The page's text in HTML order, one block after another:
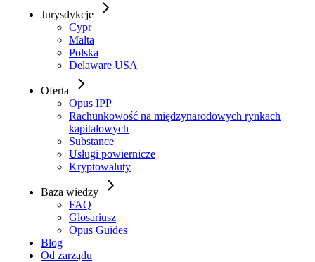
Jurysdykcje
Cypr
Malta
Polska
Delaware USA
Oferta
Opus IPP
Rachunkowość na międzynarodowych rynkach
kapitałowych
Substance
Usługi powiernicze
Kryptowaluty
Baza wiedzy
FAQ
Glosariusz
Opus Guides
Blog
Od zarządu